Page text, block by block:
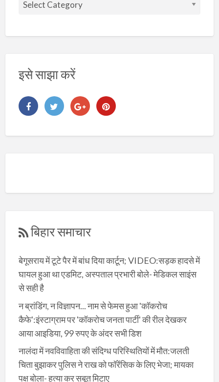
इसे साझा करें
बिहार समाचार
बेगूसराय में टूटे पैर में बांध दिया कार्टून; VIDEO:सड़क हादसे में
घायल हुआ था एडमिट, अस्पताल प्रभारी बोले- मेडिकल साइंस
से सही है
न ब्रांडिंग, न विज्ञापन... नाम से फेमस हुआ 'कॉकरोच
कैफे':इंस्टाग्राम पर 'कॉकरोच जनता पार्टी' की रील देखकर
आया आइडिया, 99 रुपए के अंदर सभी डिश
नालंदा में नवविवाहिता की संदिग्ध परिस्थितियों में मौत:जलती
चिता बुझाकर पुलिस ने राख को फॉरेंसिक के लिए भेजा; मायका
पक्ष बोला- हत्या कर सबूत मिटाए